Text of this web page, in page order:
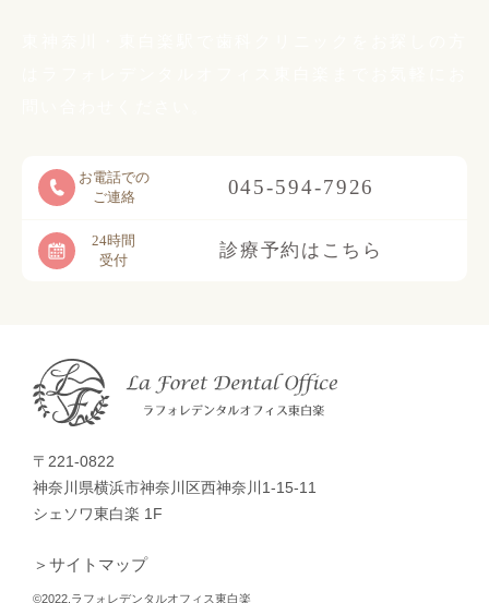
お電話での
ご連絡
045-594-7926
24時間
受付
診療予約はこちら
〒221-0822
神奈川県横浜市神奈川区西神奈川1-15-11
シェソワ東白楽 1F
＞サイトマップ
©2022.ラフォレデンタルオフィス東白楽